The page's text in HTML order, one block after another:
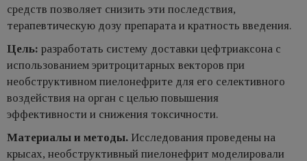
средств позволяет снизить эти последствия,
терапевтическую дозу препарата и кратность введения.
Цель: разработать систему доставки цефтриаксона с
использованием эритроцитарных векторов при
необструктивном пиелонефрите для его селективного
воздействия на орган с целью повышения
эффективности и снижения токсичности.
Материалы и методы. Исследования проведены на
крысах, необструктивный пиелонефрит моделировали